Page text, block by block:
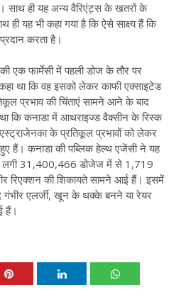
साथ ही यह अन्य वैरिएंट्स के खतरों के
ही यह भी कहा गया है कि ऐसे साक्ष्य हैं कि
करता है।
एक फार्मेसी में पहली डोज के तौर पर
था कि वह इसको लेकर काफी एक्साइटेड
प्रभाव की चिंताएं सामने आने के बाद
​कि कनाडा में आथराइज्ड वैक्सीन के रिस्क
के प्रतिकूल प्रभावों को लेकर
हैं। कनाडा की पब्लिक हेल्थ एजेंसी ने यह
लगी 31,400,466 डोजेज में से 1,719
रिएक्शन की शिकायते सामने आई हैं। इसमें
एलर्जी, खून के थक्के बनने या रेयर
हैं।